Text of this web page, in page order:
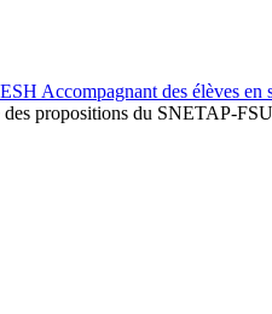
Accompagnant des élèves en
des propositions du